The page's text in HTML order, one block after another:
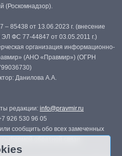
(Роскомнадзор).
85438 от 13.06.2023 г. (внесение
ЭЛ ФС 77-44847 от 03.05.2011 г.)
организация информационно-
(АНО «Правмир») (ОГРН
Данилова А.А.
редакции: info@pravmir.ru
926 530 96 05
сообщить обо всех замеченных